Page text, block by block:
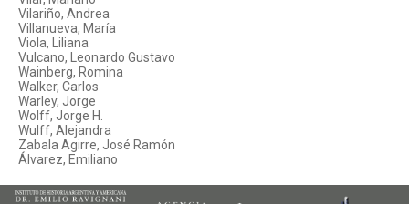
Vilariño, Andrea
Villanueva, María
Viola, Liliana
Vulcano, Leonardo Gustavo
Wainberg, Romina
Walker, Carlos
Warley, Jorge
Wolff, Jorge H.
Wulff, Alejandra
Zabala Agirre, José Ramón
Álvarez, Emiliano